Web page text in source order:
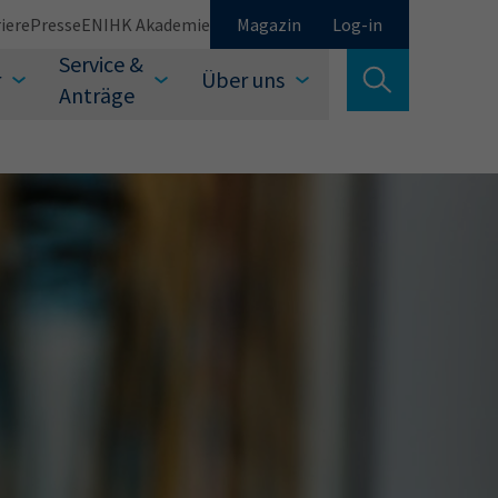
Service &
Anträge
Über uns
PresseEN IHK Akademie Magazin Log-in
Schließen
Suche verlassen